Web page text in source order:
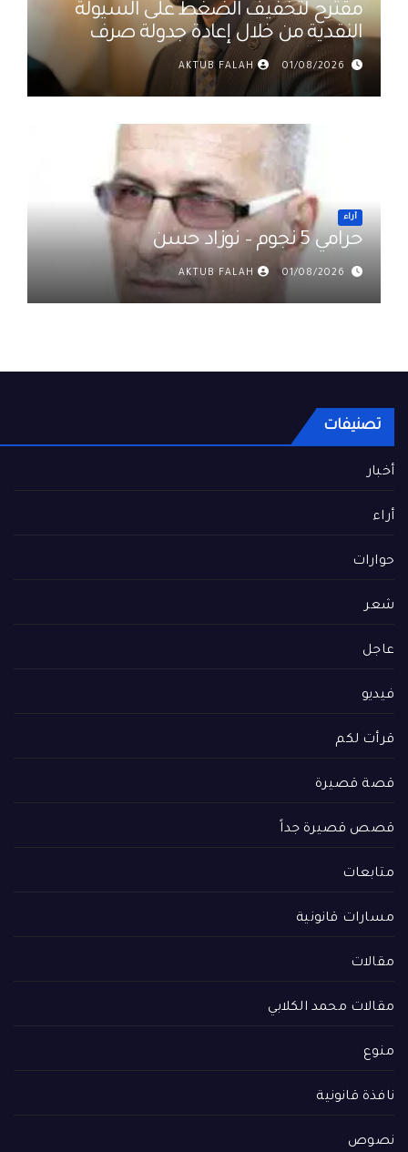
مقترح لتخفيف الضغط على السيولة
النقدية من خلال إعادة جدولة صرف
رواتب الموظفين في العراق د. عمر
حميد
01/08/2026
AKTUB FALAH
أراء
حرامي 5 نجوم – نوزاد حسن
01/08/2026
AKTUB FALAH
تصنيفات
أخبار
أراء
حوارات
شعر
عاجل
فيديو
قرأت لكم
قصة قصيرة
قصص قصيرة جداً
متابعات
مسارات قانونية
مقالات
مقالات محمد الكلابي
منوع
نافذة قانونية
نصوص